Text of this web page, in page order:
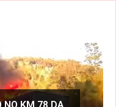
PROFESSORES